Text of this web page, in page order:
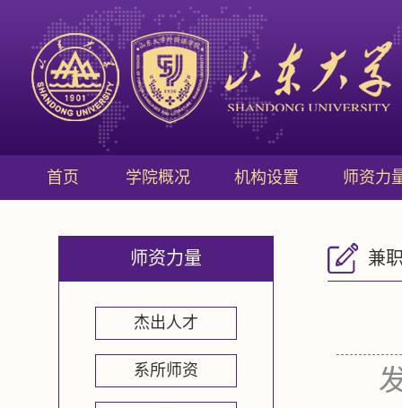
首页 学院概况 机构设置 师资力
师资力量
杰出人才
系所师资
兼